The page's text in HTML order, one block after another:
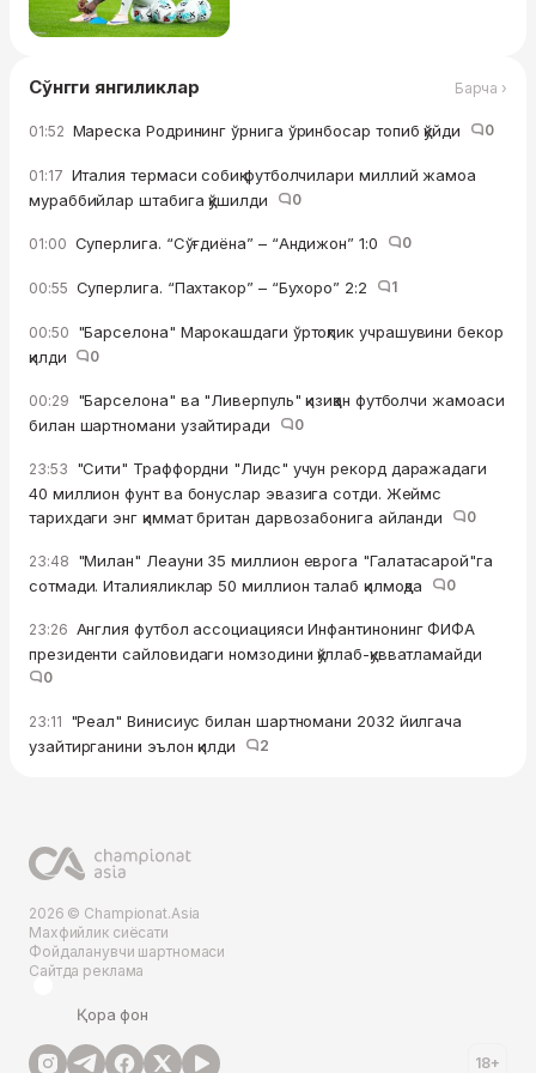
Сўнгги янгиликлар Барча ›
01:52 Мареска Родрининг ўрнига ўринбосар топиб қўйди 0
01:17 Италия термаси собиқ футболчилари миллий жамоа
мураббийлар штабига қўшилди
0
01:00 Суперлига. “Сўғдиёна” – “Андижон” 1:0 0
00:55 Суперлига. “Пахтакор” – “Бухоро” 2:2 1
00:50 "Барселона" Марокашдаги ўртоқлик учрашувини бекор
қилди
0
00:29 "Барселона" ва "Ливерпуль" қизиққан футболчи жамоаси
билан шартномани узайтиради
0
23:53 "Сити" Траффордни "Лидс" учун рекорд даражадаги
40 миллион фунт ва бонуслар эвазига сотди. Жеймс
тарихдаги энг қиммат британ дарвозабонига айланди
0
23:48 "Милан" Леауни 35 миллион еврога "Галатасарой"га
сотмади. Италияликлар 50 миллион талаб қилмоқда
0
23:26 Англия футбол ассоциацияси Инфантинонинг ФИФА
президенти сайловидаги номзодини қўллаб-қувватламайди
0
23:11 "Реал" Винисиус билан шартномани 2032 йилгача
узайтирганини эълон қилди
2
2026 © Championat.Asia
Махфийлик сиёсати
Фойдаланувчи шартномаси
Сайтда реклама
Қора фон
18+